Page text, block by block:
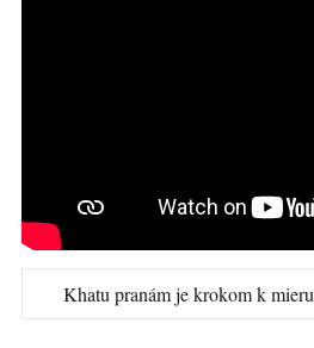
Khatu pranám je krokom k mieru